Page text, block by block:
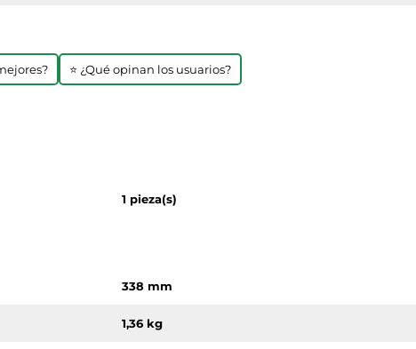
⭐ ¿Qué opinan los usuarios?
1 pieza(s)
338 mm
1,36 kg